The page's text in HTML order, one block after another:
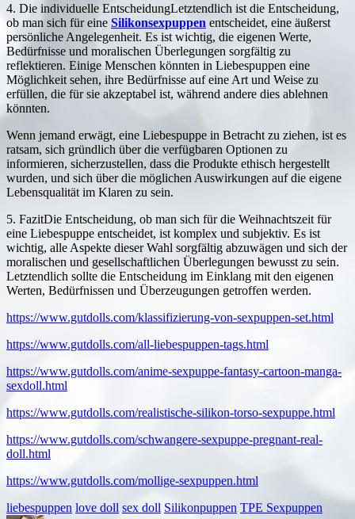
4. Die individuelle EntscheidungLetztendlich ist die Entscheidung,
ob man sich für eine Silikonsexpuppen entscheidet, eine äußerst
persönliche Angelegenheit. Es ist wichtig, die eigenen Werte,
Bedürfnisse und moralischen Überlegungen sorgfältig zu
reflektieren. Einige Menschen könnten in Liebespuppen eine
Möglichkeit sehen, ihre Bedürfnisse auf eine Art und Weise zu
erfüllen, die für sie akzeptabel ist, während andere dies ablehnen
könnten.
Wenn jemand erwägt, eine Liebespuppe in Betracht zu ziehen, ist es
ratsam, sich gründlich über die verfügbaren Optionen zu
informieren, sicherzustellen, dass die Produkte ethisch hergestellt
wurden, und sich über die möglichen Auswirkungen auf die eigene
Lebensqualität im Klaren zu sein.
5. FazitDie Entscheidung, ob man sich für die Weihnachtszeit für
eine Liebespuppe entscheidet, ist komplex und subjektiv. Es ist
wichtig, alle Aspekte dieser Wahl sorgfältig abzuwägen und sich der
moralischen und gesellschaftlichen Überlegungen bewusst zu sein.
Letztendlich sollte die Entscheidung im Einklang mit den eigenen
Werten, Bedürfnissen und Überzeugungen getroffen werden.
https://www.gutdolls.com/klassifizierung-von-sexpuppen-set.html
https://www.gutdolls.com/all-liebespuppen-tags.html
https://www.gutdolls.com/anime-sexpuppe-fantasy-cartoon-manga-
sexdoll.html
https://www.gutdolls.com/realistische-silikon-torso-sexpuppe.html
https://www.gutdolls.com/schwangere-sexpuppe-pregnant-real-
doll.html
https://www.gutdolls.com/mollige-sexpuppen.html
liebespuppen love doll sex doll Silikonpuppen TPE Sexpuppen